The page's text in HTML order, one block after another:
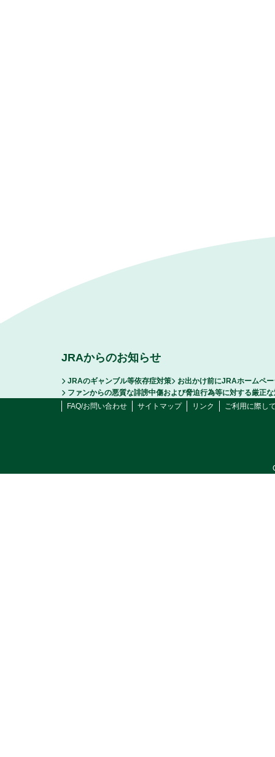
JRAからのお知らせ
JRAのギャンブル等依存症対策
お出かけ前にJRAホームペ
ファンからの悪質な誹謗中傷および脅迫行為等に対する厳正
FAQ/お問い合わせ
サイトマップ リンク ご利用に際し